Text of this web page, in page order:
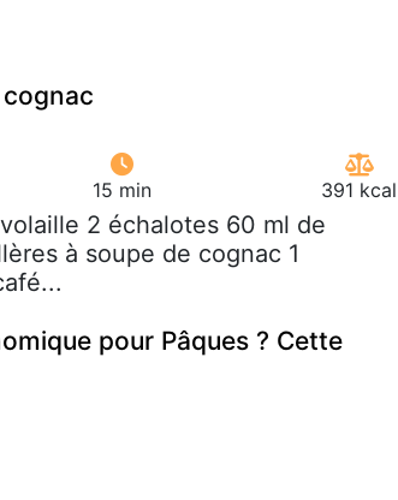
15 min 391 kcal
2 échalotes 60 ml de
à soupe de cognac 1
pour Pâques ? Cette